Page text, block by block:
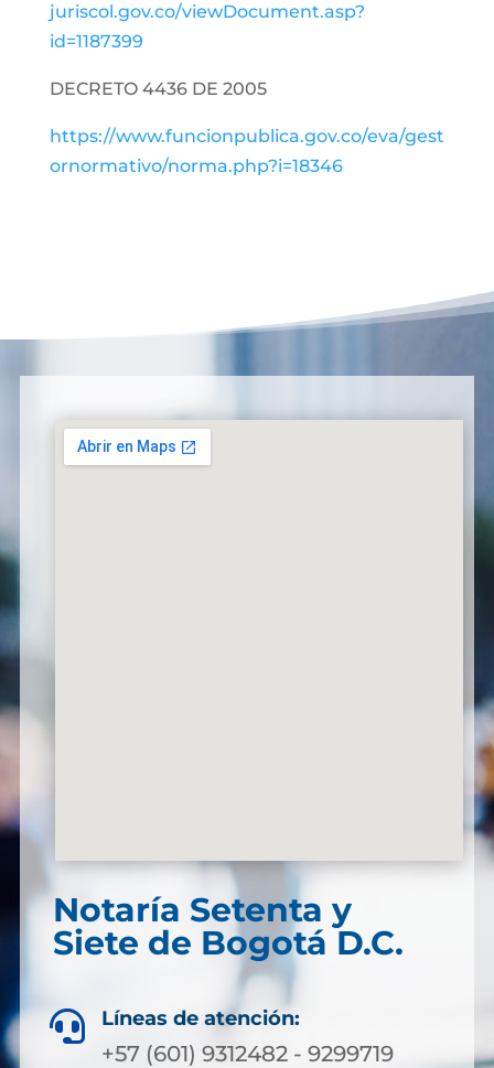
juriscol.gov.co/viewDocument.asp?
id=1187399
DECRETO 4436 DE 2005
https://www.funcionpublica.gov.co/eva/gest
ornormativo/norma.php?i=18346
Notaría Setenta y
Siete de Bogotá D.C.
 Líneas de atención:
+57 (601) 9312482 - 9299719